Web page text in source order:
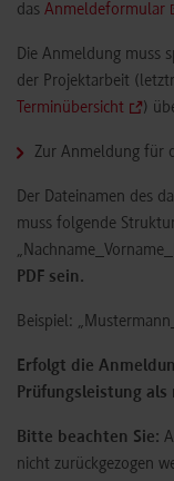
das Anmeldeformular
Die Anmeldung muss
der Projektarbeit
Terminübersicht
)
Zur Anmeldung für
Der Dateinamen des
muss folgende
PDF sein.
Beispiel:
Erfolgt die
Prüfungsleistung
Bitte beachten Sie:
nicht zurückgezogen